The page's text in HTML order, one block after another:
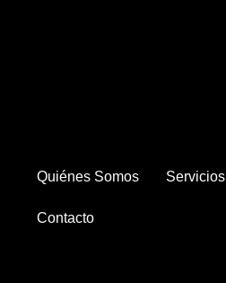
Quiénes Somos Servicios
Contacto